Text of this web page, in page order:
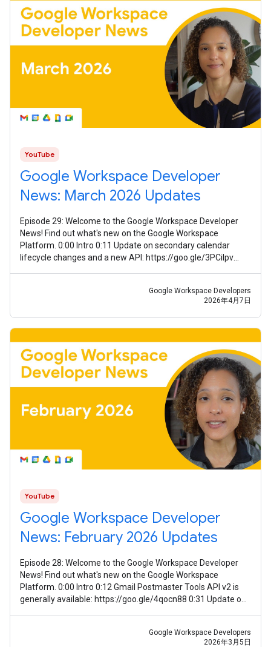
YouTube
Google Workspace Developer
News: March 2026 Updates
Episode 29: Welcome to the Google Workspace Developer
News! Find out what's new on the Google Workspace
Platform. 0:00 Intro 0:11 Update on secondary calendar
lifecycle changes and a new API: https://goo.gle/3PCilpv
Google Workspace Developers
2026年4月7日
YouTube
Google Workspace Developer
News: February 2026 Updates
Episode 28: Welcome to the Google Workspace Developer
News! Find out what's new on the Google Workspace
Platform. 0:00 Intro 0:12 Gmail Postmaster Tools API v2 is
generally available: https://goo.gle/4qocn88 0:31 Update on
Google Workspace Developers
2026年3月5日